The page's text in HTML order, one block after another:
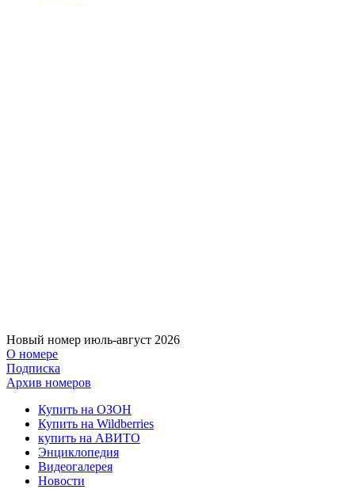
Новый номер июль-август 2026
О номере
Подписка
Архив номеров
Купить на ОЗОН
Купить на Wildberries
купить на АВИТО
Энциклопедия
Видеогалерея
Новости